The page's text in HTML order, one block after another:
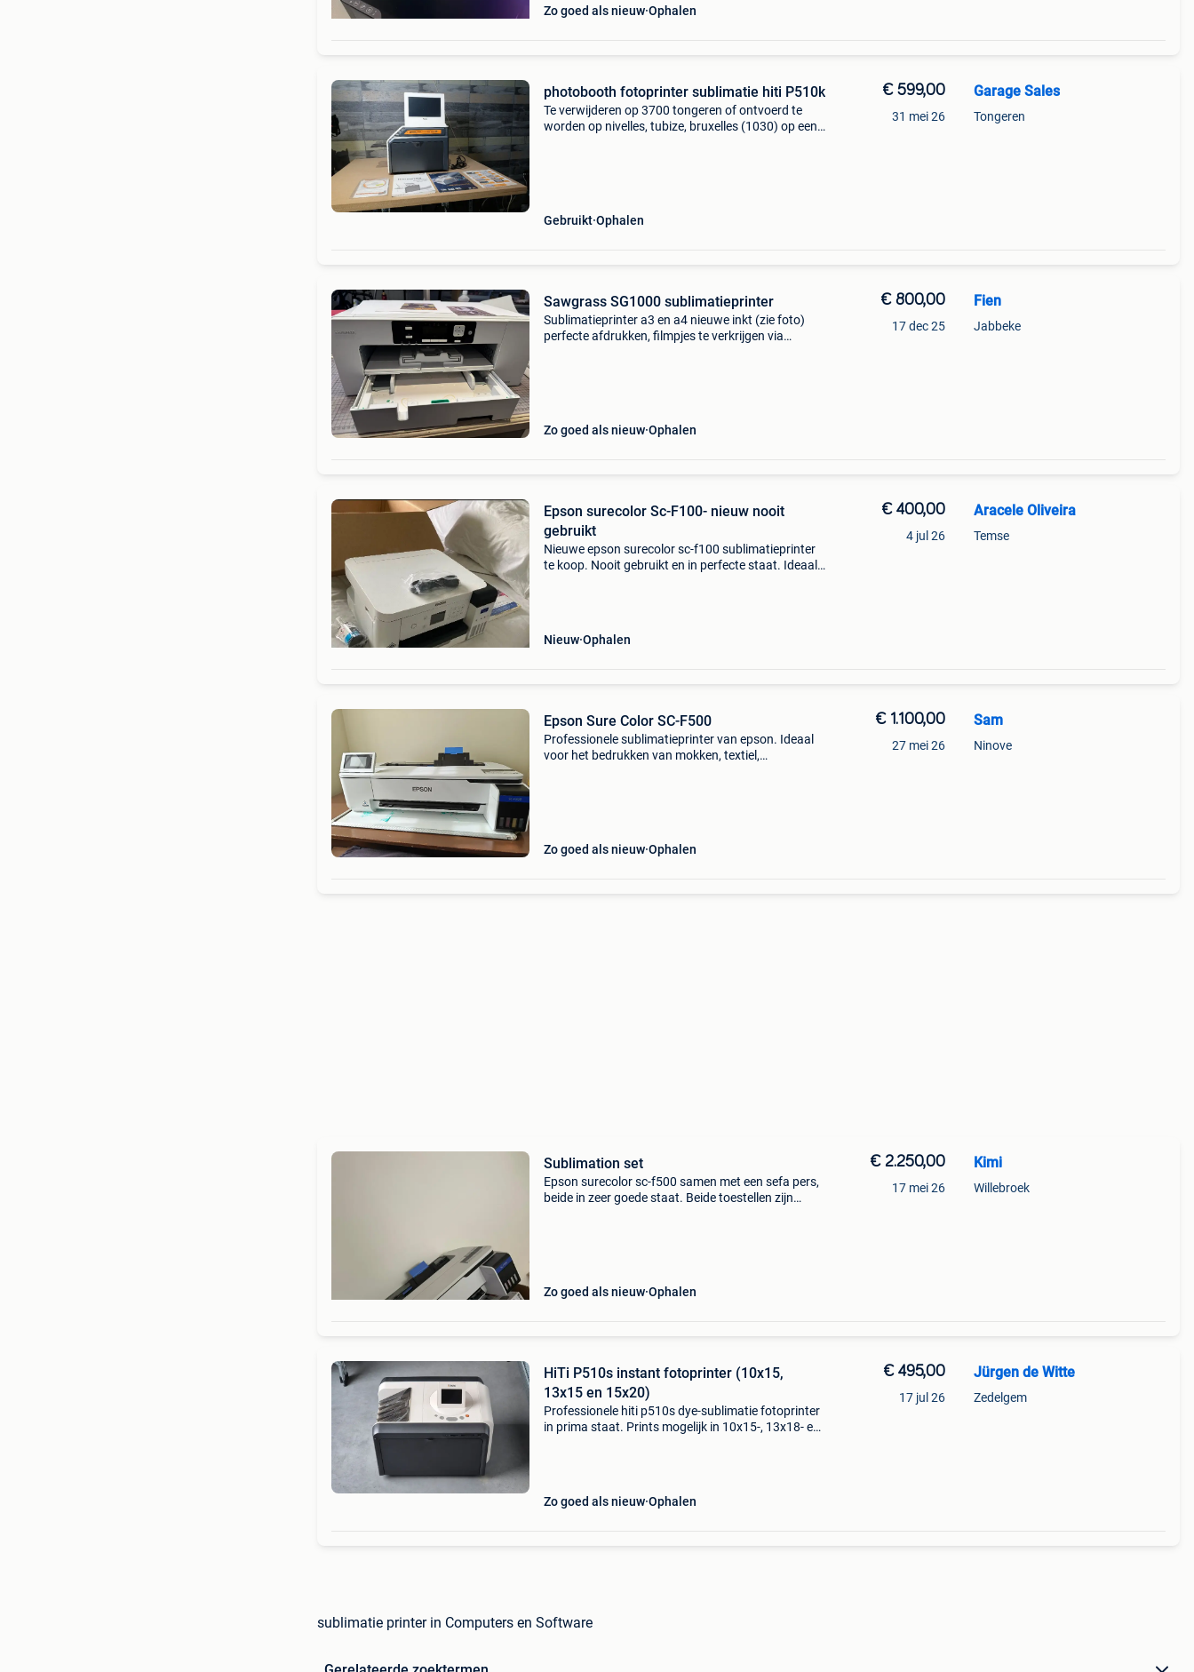
Zo goed als nieuw Ophalen
photobooth fotoprinter sublimatie hiti P510k
Te verwijderen op 3700 tongeren of ontvoerd te
worden op nivelles, tubize, bruxelles (1030) op een
Gebruikt Ophalen
€ 599,00
31 mei 26
Garage Sales
Tongeren
Sawgrass SG1000 sublimatieprinter
Sublimatieprinter a3 en a4 nieuwe inkt (zie foto)
perfecte afdrukken, filmpjes te verkrijgen via
Zo goed als nieuw Ophalen
€ 800,00
17 dec 25
Fien
Jabbeke
Epson surecolor Sc-F100- nieuw nooit
gebruikt
Nieuwe epson surecolor sc-f100 sublimatieprinter
te koop. Nooit gebruikt en in perfecte staat. Ideaal
Nieuw Ophalen
€ 400,00
4 jul 26
Aracele Oliveira
Temse
Epson Sure Color SC-F500
Professionele sublimatieprinter van epson. Ideaal
voor het bedrukken van mokken, textiel,
Zo goed als nieuw Ophalen
€ 1.100,00
27 mei 26
Sam
Ninove
Sublimation set
Epson surecolor sc-f500 samen met een sefa pers,
beide in zeer goede staat. Beide toestellen zijn
Zo goed als nieuw Ophalen
€ 2.250,00
17 mei 26
Kimi
Willebroek
HiTi P510s instant fotoprinter (10x15,
13x15 en 15x20)
Professionele hiti p510s dye-sublimatie fotoprinter
in prima staat. Prints mogelijk in 10x15-, 13x18- en
Zo goed als nieuw Ophalen
€ 495,00
17 jul 26
Jürgen de Witte
Zedelgem
sublimatie printer in Computers en Software